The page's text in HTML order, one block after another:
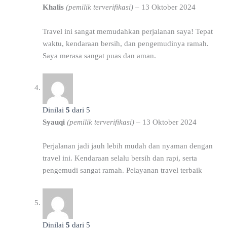
Khalis (pemilik terverifikasi) – 13 Oktober 2024
Travel ini sangat memudahkan perjalanan saya! Tepat
waktu, kendaraan bersih, dan pengemudinya ramah.
Saya merasa sangat puas dan aman.
Dinilai 5 dari 5
Syauqi (pemilik terverifikasi) – 13 Oktober 2024
Perjalanan jadi jauh lebih mudah dan nyaman dengan
travel ini. Kendaraan selalu bersih dan rapi, serta
pengemudi sangat ramah. Pelayanan travel terbaik
Dinilai 5 dari 5